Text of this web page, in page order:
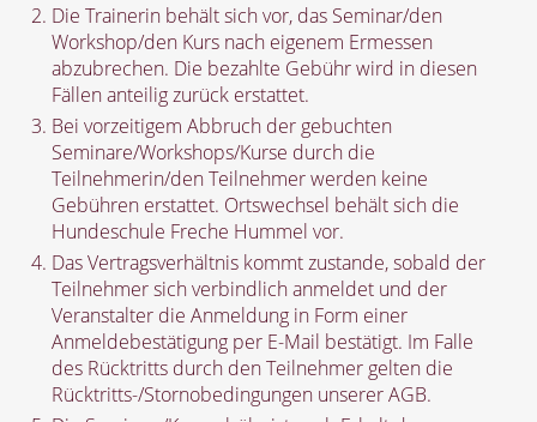
Die Trainerin behält sich vor, das Seminar/den
Workshop/den Kurs nach eigenem Ermessen
abzubrechen. Die bezahlte Gebühr wird in diesen
Fällen anteilig zurück erstattet.
Bei vorzeitigem Abbruch der gebuchten
Seminare/Workshops/Kurse durch die
Teilnehmerin/den Teilnehmer werden keine
Gebühren erstattet. Ortswechsel behält sich die
Hundeschule Freche Hummel vor.
Das Vertragsverhältnis kommt zustande, sobald der
Teilnehmer sich verbindlich anmeldet und der
Veranstalter die Anmeldung in Form einer
Anmeldebestätigung per E-Mail bestätigt. Im Falle
des Rücktritts durch den Teilnehmer gelten die
Rücktritts-/Stornobedingungen unserer AGB.